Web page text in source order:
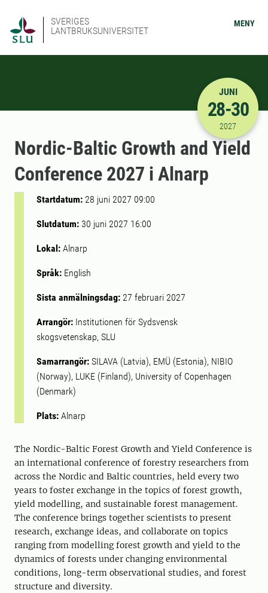
SVERIGES
LANTBRUKSUNIVERSITET
MENY
2027-06-
JUNI
28-30
2027
Nordic-Baltic Growth and Yield
Conference 2027 i Alnarp
Startdatum: 28 juni 2027 09:00
Slutdatum: 30 juni 2027 16:00
Lokal: Alnarp
Språk: English
Sista anmälningsdag: 27 februari 2027
Arrangör: Institutionen för Sydsvensk
skogsvetenskap, SLU
Samarrangör: SILAVA (Latvia), EMÜ (Estonia), NIBIO
(Norway), LUKE (Finland), University of Copenhagen
(Denmark)
Plats: Alnarp
The Nordic-Baltic Forest Growth and Yield Conference is
an international conference of forestry researchers from
across the Nordic and Baltic countries, held every two
years to foster exchange in the topics of forest growth,
yield modelling, and sustainable forest management.
The conference brings together scientists to present
research, exchange ideas, and collaborate on topics
ranging from modelling forest growth and yield to the
dynamics of forests under changing environmental
conditions, long-term observational studies, and forest
structure and diversity.